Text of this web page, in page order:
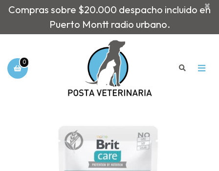
Compras sobre $20.000 despacho incluido en
Puerto Montt radio urbano.
×
0